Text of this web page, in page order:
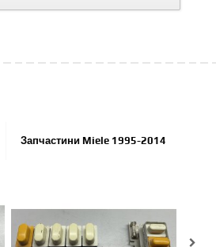
Запчастини Miele 1995-2014